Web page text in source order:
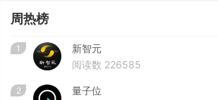
周热榜
1
新智元
阅读数 226585
2
量子位